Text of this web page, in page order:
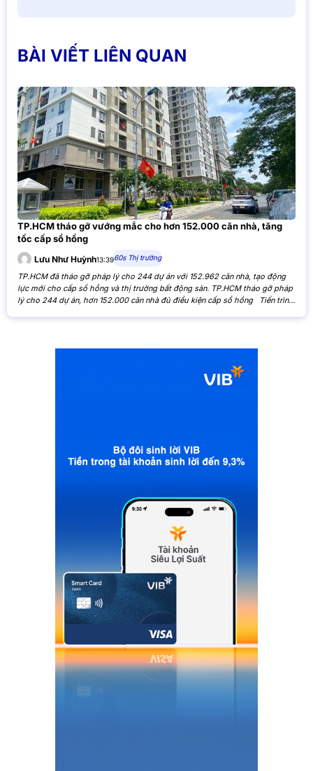
BÀI VIẾT LIÊN QUAN
TP.HCM tháo gỡ vướng mắc cho hơn 152.000 căn nhà, tăng
tốc cấp sổ hồng
Lưu Như Huỳnh13:3960s Thị trường
TP.HCM đã tháo gỡ pháp lý cho 244 dự án với 152.962 căn nhà, tạo động
lực mới cho cấp sổ hồng và thị trường bất động sản. TP.HCM tháo gỡ pháp
lý cho 244 dự án, hơn 152.000 căn nhà đủ điều kiện cấp sổ hồng Tiến trình